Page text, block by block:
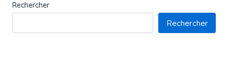
Rechercher
Rechercher